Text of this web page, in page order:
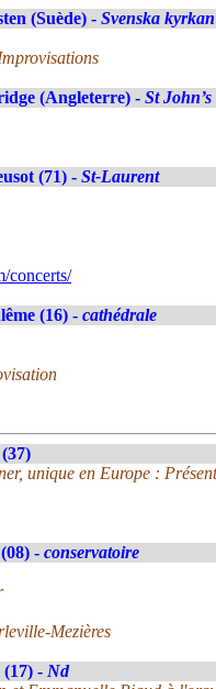
(Suède) - Svenska
(Angleterre) - St
(71) - St-Laurent
concerts/
(16) - cathédrale
unique en Europe :
- conservatoire
Mezières
- Nd